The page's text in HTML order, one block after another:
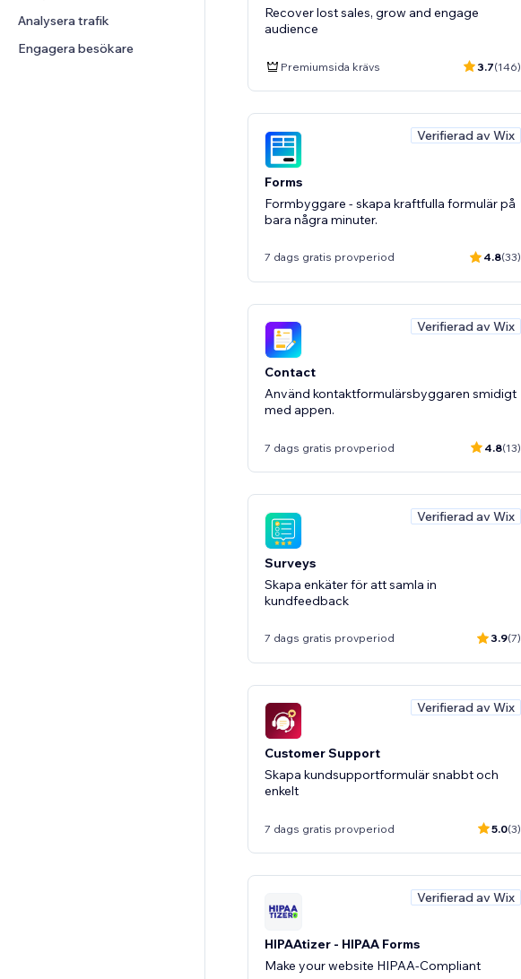
Analysera trafik
Engagera besökare
Recover lost sales, grow and engage
audience
Premiumsida krävs 3.7(146)
Verifierad av Wix
Forms
Formbyggare - skapa kraftfulla formulär på
bara några minuter.
7 dags gratis provperiod 4.8(33)
Verifierad av Wix
Contact
Använd kontaktformulärsbyggaren smidigt
med appen.
7 dags gratis provperiod 4.8(13)
Verifierad av Wix
Surveys
Skapa enkäter för att samla in
kundfeedback
7 dags gratis provperiod 3.9(7)
Verifierad av Wix
Customer Support
Skapa kundsupportformulär snabbt och
enkelt
7 dags gratis provperiod 5.0(3)
Verifierad av Wix
HIPAAtizer - HIPAA Forms
Make your website HIPAA-Compliant